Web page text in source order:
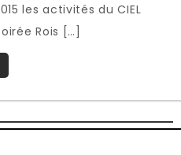
les activités du CIEL
Rois […]